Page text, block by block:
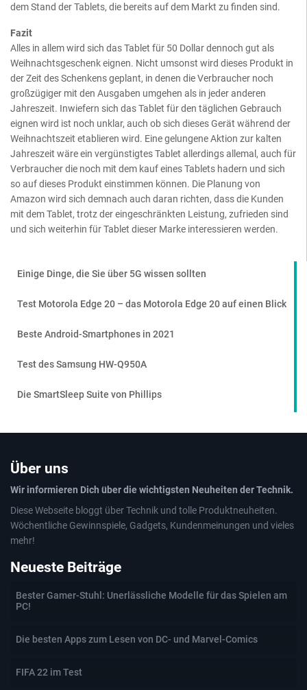
dem Stand der Tablets, die bereits auf dem Markt zu finden sind.
Fazit
Alles in allem wird sich das Tablet für 50 Dollar dennoch gut als
Weihnachtsgeschenk eignen. Nicht umsonst wird dieses Produkt in
der Zeit des Schenkens geplant, in denen die Verbraucher noch
großzügiger mit den Ausgaben umgehen als in jeder anderen
Jahreszeit. Inwiefern sich das Tablet für den täglichen Gebrauch
eignen wird ist noch unklar, auch ob sich dieses Gerät während der
Weihnachtszeit etablieren wird. Eine gelungene Aktion zur kalten
Jahreszeit wäre ein vergünstigtes Tablet allerdings allemal, auch für
Verbraucher die noch mit dem kauf eines Tablets hadern und sich
so auf dieses Produkt einstimmen können. Die Planung von
Amazon wird sich demnach auch daran richten, dass die Kunden
mit dem Tablet, trotz der eingeschränkten Leistung, zufrieden sind
und sich weiterhin für Tablet dieser Marke interessieren werden.
Einige Dinge, die Sie über 5G wissen sollten
Test Motorola Edge 20 – das Motorola Edge 20 auf einen Blick
Beste Android-Smartphones in 2021
Test des Samsung HW-Q950A
Die SmartSleep Suite von Phillips
Über uns
Wir informieren Dich über die wichtigsten Neuheiten der Technik.
Diese Webseite bloggt über Technik und tolle Produktneuheiten.
Wöchentliche Gewinnspiele, Gadgets, Kundenmeinungen und vieles
mehr!
Neueste Beiträge
Bester Gamer-Stuhl: Unerlässliche Modelle für das Spielen am
PC!
Die besten Apps zum Lesen von DC- und Marvel-Comics
FIFA 22 im Test